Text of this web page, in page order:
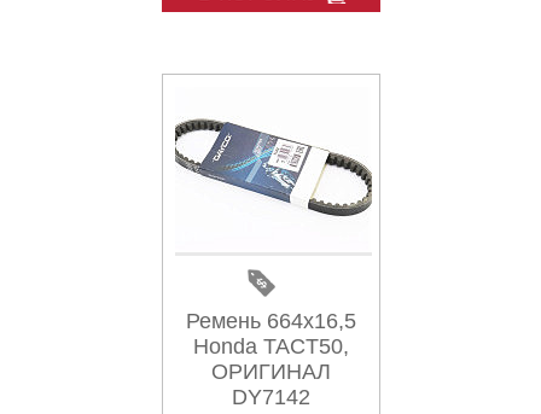
Ремень 664х16,5
Honda TACT50,
ОРИГИНАЛ
DY7142